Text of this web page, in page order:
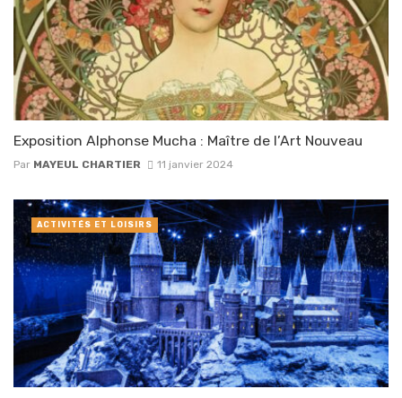
Exposition Alphonse Mucha : Maître de l’Art Nouveau
Par MAYEUL CHARTIER 11 janvier 2024
ACTIVITÉS ET LOISIRS